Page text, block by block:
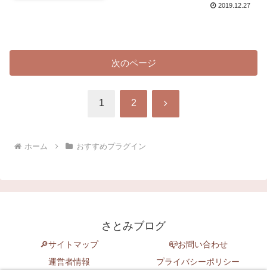
2019.12.27
次のページ
1 2 次
ホーム おすすめプラグイン
さとみブログ
🔎サイトマップ
📪お問い合わせ
運営者情報
プライバシーポリシー